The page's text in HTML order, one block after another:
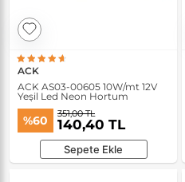
ACK
ACK AS03-00605 10W/mt 12V
Yeşil Led Neon Hortum
%60 351,00 TL
140,40 TL
Sepete Ekle